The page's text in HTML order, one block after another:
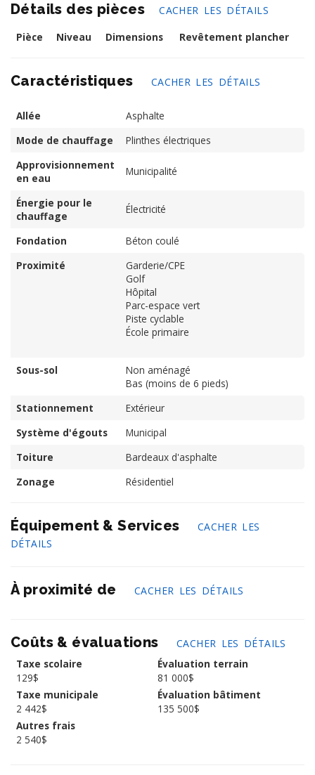
Détails des pièces
CACHER LES DÉTAILS
Pièce
Niveau Dimensions Revêtement plancher
Caractéristiques CACHER LES DÉTAILS
Allée
Asphalte
Mode de chauffage
Plinthes électriques
Approvisionnement
en eau
Municipalité
Énergie pour le
chauffage
Électricité
Fondation
Béton coulé
Proximité
Garderie/CPE
Golf
Hôpital
Parc-espace vert
Piste cyclable
École primaire
Sous-sol
Non aménagé
Bas (moins de 6 pieds)
Stationnement
Extérieur
Système d'égouts
Municipal
Toiture
Bardeaux d'asphalte
Zonage
Résidentiel
Équipement & Services
CACHER LES
DÉTAILS
À proximité de CACHER LES DÉTAILS
Coûts & évaluations
CACHER LES DÉTAILS
Taxe scolaire
129$
Taxe municipale
2 442$
Autres frais
2 540$
Évaluation terrain
81 000$
Évaluation bâtiment
135 500$